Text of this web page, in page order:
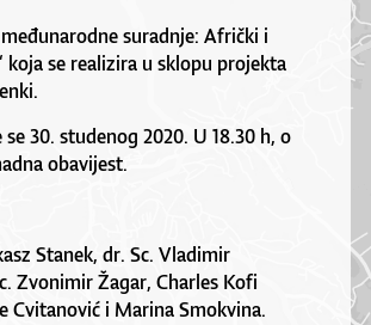
suradnje: Afrički i
se realizira u sklopu projekta
30. studenog 2020. U 18.30 h, o
obavijest.
Stanek, dr. Sc. Vladimir
Zvonimir Žagar, Charles Kofi
Cvitanović i Marina Smokvina.